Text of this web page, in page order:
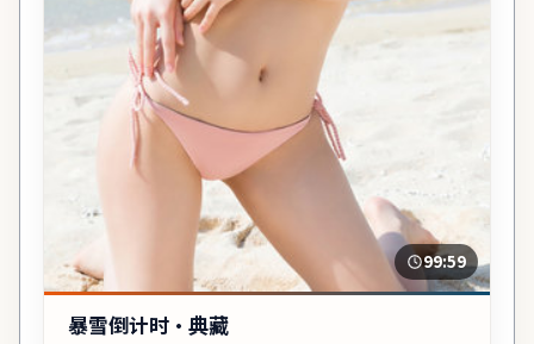
99:59
暴雪倒计时·典藏